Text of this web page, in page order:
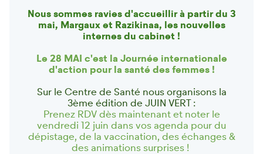
Nous sommes ravies d'accueillir à partir du 3
mai, Margaux et Razikinaa, les nouvelles
internes du cabinet !
Le 28 MAI c'est la Journée internationale
d'action pour la santé des femmes !
Sur le Centre de Santé nous organisons la
3ème édition de JUIN VERT :
Prenez RDV dès maintenant et noter le
vendredi 12 juin dans vos agenda pour du
dépistage, de la vaccination, des échanges &
des animations surprises !